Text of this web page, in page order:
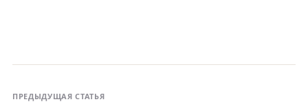
ПРЕДЫДУЩАЯ СТАТЬЯ